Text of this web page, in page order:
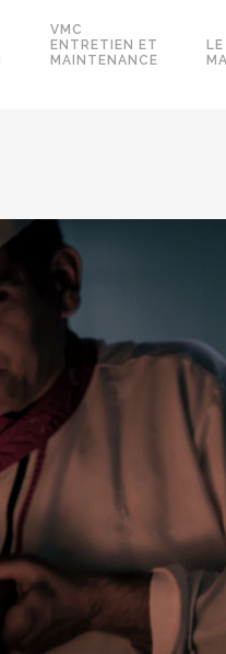
VMC
ENTRETIEN ET
MAINTENANCE
LE